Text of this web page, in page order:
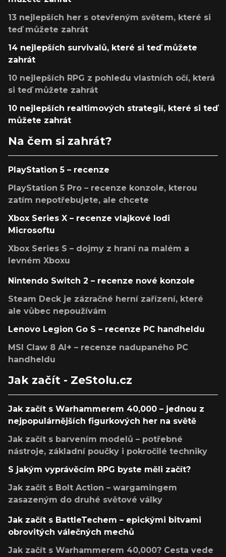
13 nejlepších her s otevřeným světem, které si
teď můžete zahrát
14 nejlepších survivalů, které si teď můžete
zahrát
10 nejlepších RPG z pohledu vlastních očí, která
si teď můžete zahrát
10 nejlepších realtimových strategií, které si teď
můžete zahrát
Na čem si zahrát?
PlayStation 5 – recenze
PlayStation 5 Pro – recenze konzole, kterou
zatím nepotřebujete, ale chcete
Xbox Series X – recenze vlajkové lodi
Microsoftu
Xbox Series S – dojmy z hraní na malém a
levném Xboxu
Nintendo Switch 2 – recenze nové konzole
Steam Deck je zázračné herní zařízení, které
ale vůbec nepoužívám
Lenovo Legion Go S – recenze PC handheldu
MSI Claw 8 AI+ – recenze nadupaného PC
handheldu
Jak začít - ZeStolu.cz
Jak začít s Warhammerem 40,000 – jednou z
nejpopulárnějších figurkových her na světě
Jak začít s barvením modelů – potřebné
nástroje, základní poučky i pokročilé techniky
S jakým vyprávěcím RPG byste měli začít?
Jak začít s Bolt Action – wargamingem
zasazeným do druhé světové války
Jak začít s BattleTechem – epickými bitvami
obrovitých válečných mechů
Jak začít s Warhammerem 40,000? Cesta vede